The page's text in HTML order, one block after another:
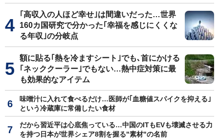
｢高収入の人ほど幸せ｣は間違いだった…世界
160カ国研究で分かった｢幸福を感じにくくな
る年収｣の分岐点
額に貼る｢熱を冷ますシート｣でも､首にかける
｢ネッククーラー｣でもない…熱中症対策に最
も効果的なアイテム
味噌汁に入れて食べるだけ…医師が｢血糖値スパイクを抑える｣
という冷蔵庫に常備したい食材
だから習近平は心底焦っている…中国のITもEVも壊滅させる力
を持つ日本が世界シェア8割を握る"素材"の名前